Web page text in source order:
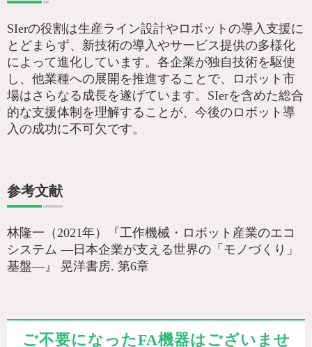
SIerの役割は生産ライン設計やロボットの導入支援に
とどまらず、新技術の導入やサービス提供の多様化
によって進化しています。各企業が独自技術を駆使
し、他業種への展開を推進することで、ロボット市
場はさらなる成長を遂げています。SIerを含めた総合
的な支援体制を理解することが、今後のロボット導
入の成功に不可欠です。
参考文献
林隆一（2021年）『工作機械・ロボット産業のエコ
システム ―日本企業が支える世界の「モノづくり」
基盤―』 晃洋書房. 第6章
ご不要になったFA機器はございませ